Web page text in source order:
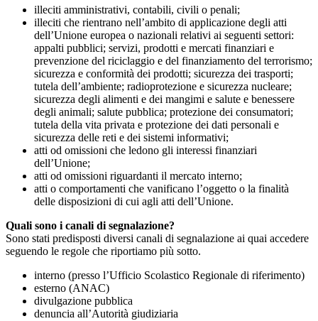
illeciti amministrativi, contabili, civili o penali;
illeciti che rientrano nell’ambito di applicazione degli atti
dell’Unione europea o nazionali relativi ai seguenti settori:
appalti pubblici; servizi, prodotti e mercati finanziari e
prevenzione del riciclaggio e del finanziamento del terrorismo;
sicurezza e conformità dei prodotti; sicurezza dei trasporti;
tutela dell’ambiente; radioprotezione e sicurezza nucleare;
sicurezza degli alimenti e dei mangimi e salute e benessere
degli animali; salute pubblica; protezione dei consumatori;
tutela della vita privata e protezione dei dati personali e
sicurezza delle reti e dei sistemi informativi;
atti od omissioni che ledono gli interessi finanziari
dell’Unione;
atti od omissioni riguardanti il mercato interno;
atti o comportamenti che vanificano l’oggetto o la finalità
delle disposizioni di cui agli atti dell’Unione.
Quali sono i canali di segnalazione?
Sono stati predisposti diversi canali di segnalazione ai quai accedere
seguendo le regole che riportiamo più sotto.
interno (presso l’Ufficio Scolastico Regionale di riferimento)
esterno (ANAC)
divulgazione pubblica
denuncia all’Autorità giudiziaria